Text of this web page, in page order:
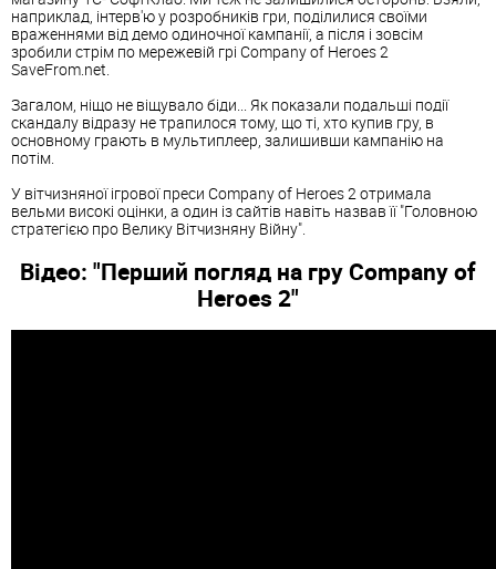
наприклад, інтерв'ю у розробників гри, поділилися своїми
враженнями від демо одиночної кампанії, а після і зовсім
зробили стрім по мережевій грі Company of Heroes 2
SaveFrom.net.
Загалом, ніщо не віщувало біди... Як показали подальші події
скандалу відразу не трапилося тому, що ті, хто купив гру, в
основному грають в мультиплеер, залишивши кампанію на
потім.
У вітчизняної ігрової преси Company of Heroes 2 отримала
вельми високі оцінки, а один із сайтів навіть назвав її "Головною
стратегією про Велику Вітчизняну Війну".
Відео: "Перший погляд на гру Company of
Heroes 2"